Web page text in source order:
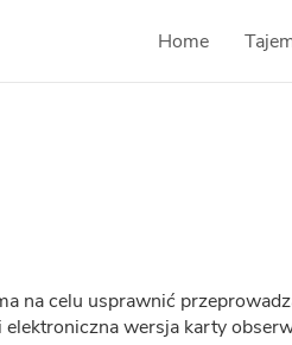
Home
celu usprawnić
wersja karty